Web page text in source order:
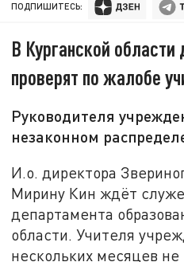
ПОДПИШИТЕСЬ:
В Курганской
проверят по жалобе
Руководителя
незаконном
И.о. директора
Мирину Кин ждёт
департамента
области. Учителя
нескольких месяцев не